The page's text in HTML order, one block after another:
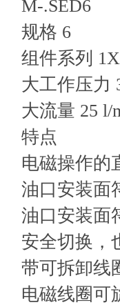
M-.SED6
规格 6
组件系列 1X
大工作压力
大流量 25 l/
特点
电磁操作的
油口安装面
油口安装面
安全切换，
带可拆卸线
电磁线圈可